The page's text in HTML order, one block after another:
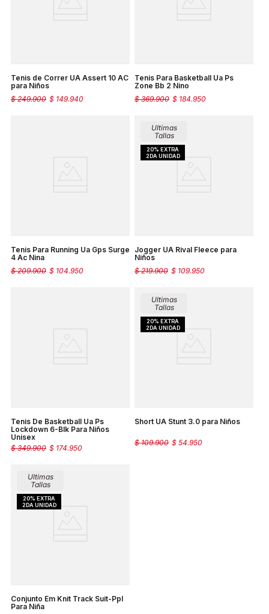
Tenis de Correr UA Assert 10 AC
para Niños
$ 149.940
$ 249.900
Tenis Para Basketball Ua Ps
Zone Bb 2 Nino
$ 184.950
$ 369.900
Tenis Para Running Ua Gps Surge
4 Ac Nina
$ 104.950
$ 209.900
Ultimas
Tallas
Jogger UA Rival Fleece para
Niños
$ 109.950
$ 219.900
Tenis De Basketball Ua Ps
Lockdown 6-Blk Para Niños
Unisex
$ 174.950
$ 349.900
Ultimas
Tallas
Short UA Stunt 3.0 para Niños
$ 54.950
$ 109.900
Ultimas
Tallas
Conjunto Em Knit Track Suit-Ppl
Para Niña